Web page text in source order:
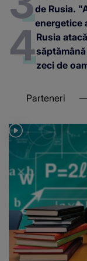
de Rusia.
energetice
Rusia
zeci de
Parteneri